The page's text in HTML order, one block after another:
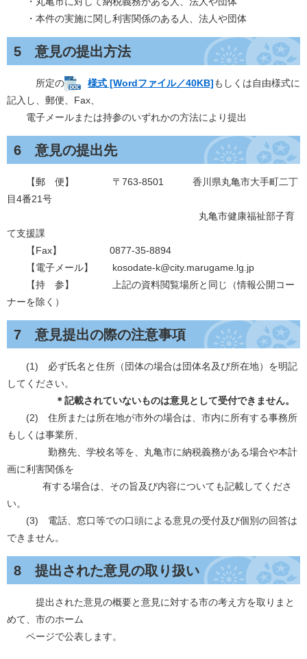
・本件の実施に関し利害関係のある人、法人や団体
5 意見の提出方法
所定の 様式 [Wordファイル／40KB]もしくは自由様式に
記入し、郵便、Fax、
電子メールまたは持参のいずれかの方法により提出
6 意見の提出先
【郵 便】 〒763-8501 香川県丸亀市大手町二丁
目4番21号
丸亀市健康福祉部子育
て支援課
【Fax】 0877-35-8894
【電子メール】 kosodate-k@city.marugame.lg.jp
【持 参】 上記の資料閲覧場所と同じ（情報公開コー
ナーを除く）
7 意見提出の際の注意事項
(1) 必ず氏名と住所（団体の場合は団体名及び所在地）を明記
してください。
＊記載されていないものは意見として受付できません。
(2) 住所または所在地が市外の場合は、市内に所有する事務所
もしくは事業所、
勤務先、学校名等を、丸亀市に納税義務がある場合や本計
画に利害関係を
有する場合は、その旨及び内容についても記載してくださ
い。
(3) 電話、窓口等での口頭による意見の受付及び個別の回答は
できません。
8 提出された意見の取り扱い
提出された意見の概要と意見に対する市の考え方を取りまと
めて、市のホーム
ページで公表します。